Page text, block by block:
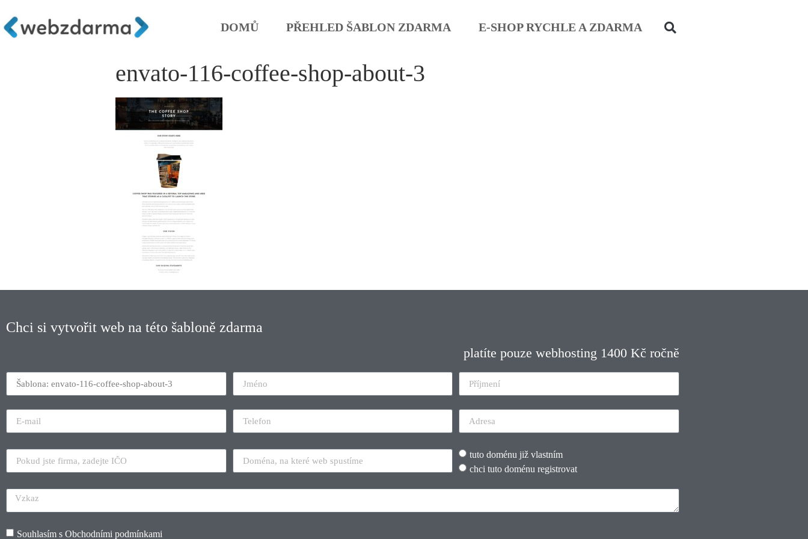
DOMŮ PŘEHLED ŠABLON ZDARMA E-SHOP RYCHLE A ZDARMA
envato-116-coffee-shop-about-3
Chci si vytvořit web na této šabloně zdarma
platíte pouze webhosting 1400 Kč ročně
tuto doménu již vlastním
chci tuto doménu registrovat
Souhlasím s Obchodními podmínkami